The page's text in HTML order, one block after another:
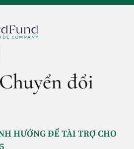
Chuyển đổi
HƯỚNG ĐỂ TÀI TRỢ CHO